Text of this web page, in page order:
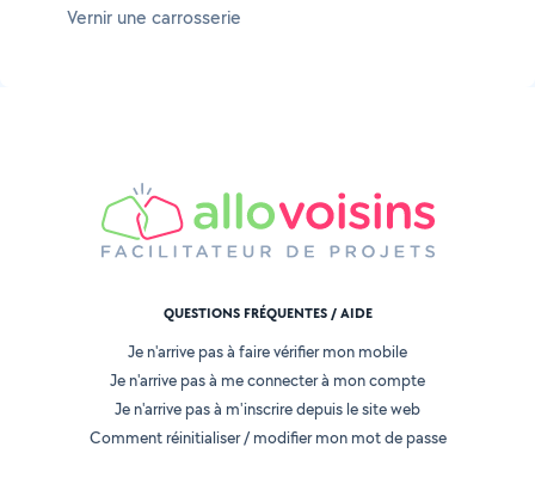
Vernir une carrosserie
QUESTIONS FRÉQUENTES / AIDE
Je n'arrive pas à faire vérifier mon mobile
Je n'arrive pas à me connecter à mon compte
Je n'arrive pas à m'inscrire depuis le site web
Comment réinitialiser / modifier mon mot de passe